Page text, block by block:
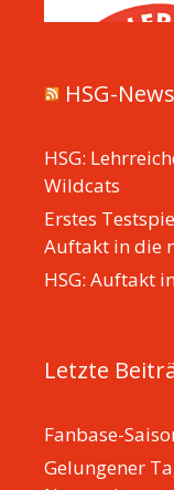
HSG-
HSG:
Wildcats
Erstes
Auftakt in die
HSG: Auftakt
Letzte
Fanbase-
Gelungener